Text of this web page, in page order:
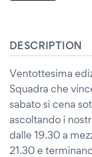
DESCRIPTION
Ventottesima
Squadra che
sabato si cena
ascoltando i
dalle 19.30 a
21.30 e